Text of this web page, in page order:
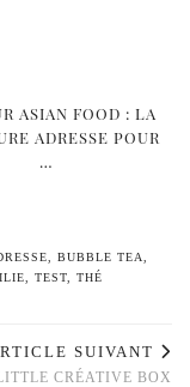
ASIAN FOOD : LA
ADRESSE POUR
…
BUBBLE TEA
TEST THÉ
SUIVANT
CRÉATIVE BOX